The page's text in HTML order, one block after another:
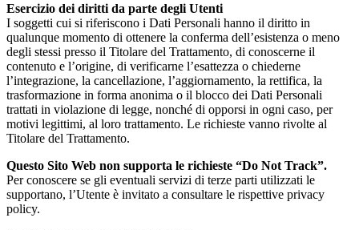
Esercizio dei diritti da parte degli Utenti
I soggetti cui si riferiscono i Dati Personali hanno il diritto in
qualunque momento di ottenere la conferma dell’esistenza o meno
degli stessi presso il Titolare del Trattamento, di conoscerne il
contenuto e l’origine, di verificarne l’esattezza o chiederne
l’integrazione, la cancellazione, l’aggiornamento, la rettifica, la
trasformazione in forma anonima o il blocco dei Dati Personali
trattati in violazione di legge, nonché di opporsi in ogni caso, per
motivi legittimi, al loro trattamento. Le richieste vanno rivolte al
Titolare del Trattamento.
Questo Sito Web non supporta le richieste “Do Not Track”.
Per conoscere se gli eventuali servizi di terze parti utilizzati le
supportano, l’Utente è invitato a consultare le rispettive privacy
policy.